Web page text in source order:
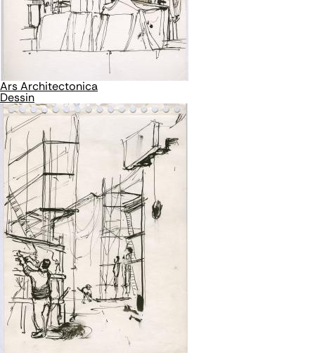
Ars Architectonica
Dessin